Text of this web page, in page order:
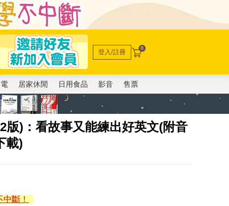
登入/註冊 0
居家休閒 日用食品 影音 售票
版)：看故事又能練出好英文(附音
載)
斷！